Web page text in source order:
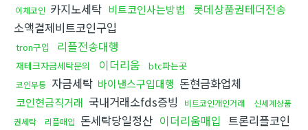
이체코인 카지노세탁 비트코인사는방법
롯데상품권테더전송
소액결제비트코인구입
tron구입 리플전송대행
재테크자금세탁문의 이더리움 btc파는곳
코인무통 자금세탁 바이낸스구입대행 돈현금화업체
코인현금직거래 국내거래소fds증빙 비트코인개인거래
신세계상품
권세탁
리플매입 돈세탁당일정산 이더리움매입 트론리플코인